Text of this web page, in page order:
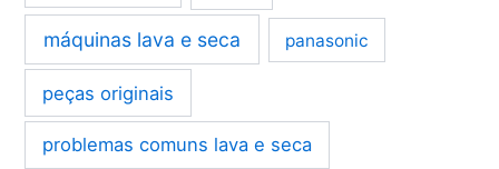
máquinas lava e seca panasonic
peças originais
problemas comuns lava e seca